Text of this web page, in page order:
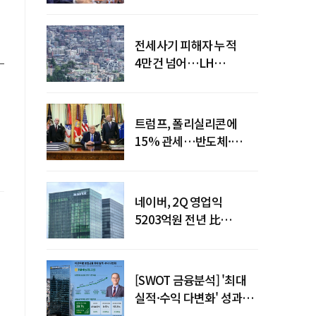
전세사기 피해자 누적
4만건 넘어…LH
트럼프, 폴리실리콘에
15% 관세…반도체·
네이버, 2Q 영업익
5203억원 전년 比
[SWOT 금융분석] '최대
실적·수익 다변화' 성과…